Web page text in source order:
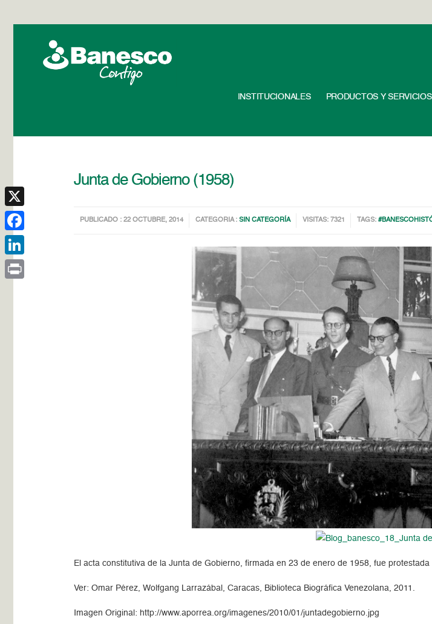
INSTITUCIONALES PRODUCTOS Y SERVICIOS
Junta de Gobierno (1958)
PUBLICADO : 22 OCTUBRE, 2014 CATEGORIA :SIN CATEGORÍA VISITAS: 7321 TAGS:
El acta constitutiva de la Junta de Gobierno, firmada en 23 de enero de 1958, fue protestada
Ver: Omar Pérez, Wolfgang Larrazábal, Caracas, Biblioteca Biográfica Venezolana, 2011.
Imagen Original: http://www.aporrea.org/imagenes/2010/01/juntadegobierno.jpg
X
Facebook
LinkedIn